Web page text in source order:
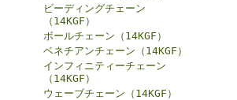
ビーディングチェーン
（14KGF）
ボールチェーン（14KGF）
ベネチアンチェーン（14KGF）
インフィニティーチェーン
（14KGF）
ウェーブチェーン（14KGF）